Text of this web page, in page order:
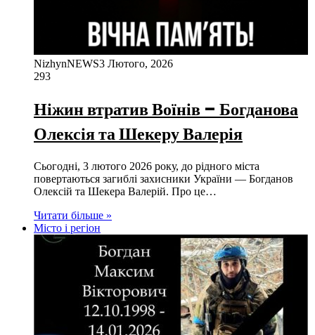
NizhynNEWS3 Лютого, 2026
293
Ніжин втратив Воїнів – Богданова
Олексія та Шекеру Валерія
Сьогодні, 3 лютого 2026 року, до рідного міста
повертаються загиблі захисники України — Богданов
Олексій та Шекера Валерій. Про це…
Читати більше »
Місто і регіон